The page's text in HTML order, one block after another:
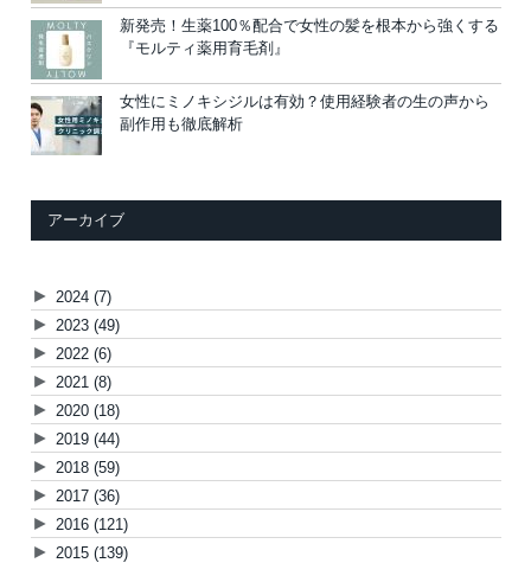
新発売！生薬100％配合で女性の髪を根本から強くする
『モルティ薬用育毛剤』
女性にミノキシジルは有効？使用経験者の生の声から
副作用も徹底解析
アーカイブ
► 2024 (7)
► 2023 (49)
► 2022 (6)
► 2021 (8)
► 2020 (18)
► 2019 (44)
► 2018 (59)
► 2017 (36)
► 2016 (121)
► 2015 (139)